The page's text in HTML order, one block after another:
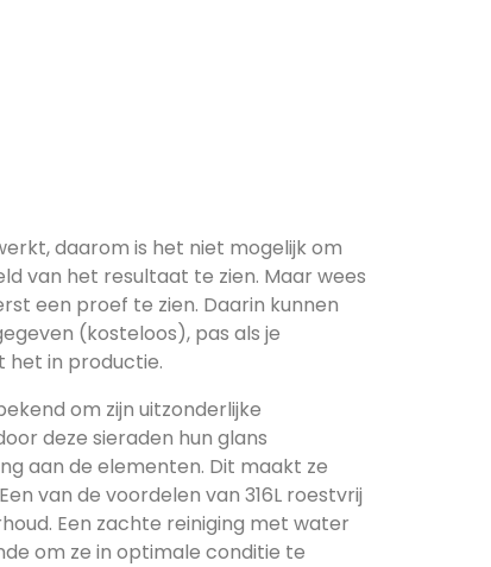
daarom is het niet mogelijk om
van het resultaat te zien. Maar wees
een proef te zien. Daarin kunnen
(kosteloos), pas als je
het in productie.
om zijn uitzonderlijke
deze sieraden hun glans
aan de elementen. Dit maakt ze
van de voordelen van 316L roestvrij
Een zachte reiniging met water
om ze in optimale conditie te